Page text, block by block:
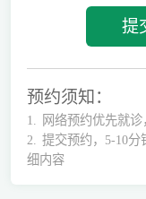
预约须知：
1.
网络预约优先就诊
2.
提交预约，5-10
细内容